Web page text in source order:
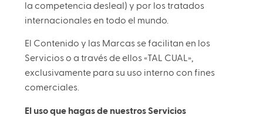
la competencia desleal) y por los tratados
internacionales en todo el mundo.
El Contenido y las Marcas se facilitan en los
Servicios o a través de ellos «TAL CUAL»,
exclusivamente para su uso interno con fines
comerciales.
El uso que hagas de nuestros Servicios